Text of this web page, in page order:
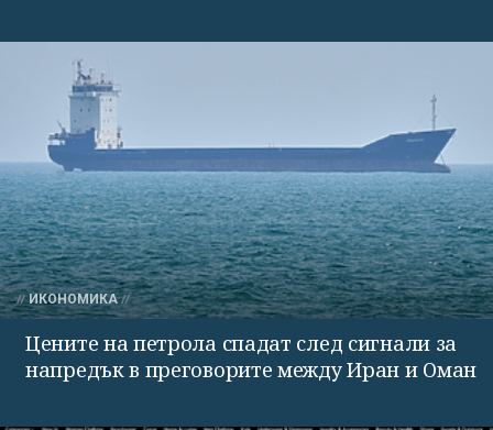
ИКОНОМИКА
Цените на петрола спадат след сигнали за
напредък в преговорите между Иран и Оман